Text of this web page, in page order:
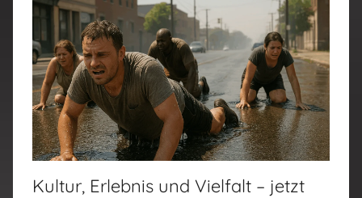
Kultur, Erlebnis und Vielfalt – jetzt